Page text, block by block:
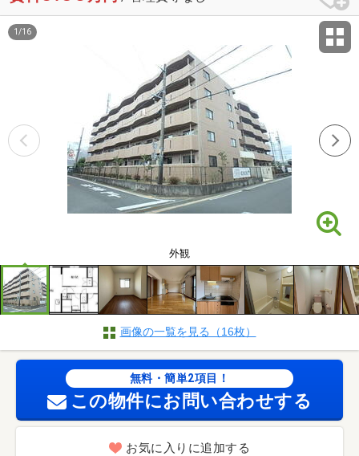
外観
1 /16
画像の一覧を見る（16枚）
無料・簡単2項目！
この物件にお問い合わせする
お気に入りに追加する